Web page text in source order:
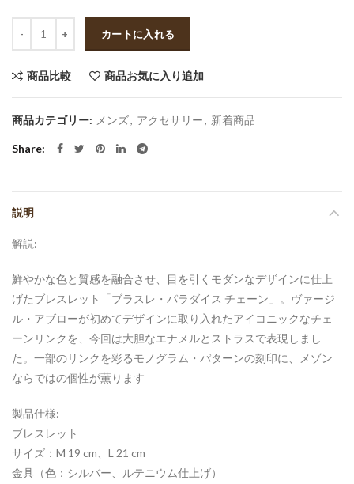
カートに入れる
商品比較 商品お気に入り追加
商品カテゴリー: メンズ, アクセサリー, 新着商品
Share
説明
解説:
鮮やかな色と質感を融合させ、目を引くモダンなデザインに仕上
げたブレスレット「ブラスレ・パラダイス チェーン」。ヴァージ
ル・アブローが初めてデザインに取り入れたアイコニックなチェ
ーンリンクを、今回は大胆なエナメルとストラスで表現しまし
た。一部のリンクを彩るモノグラム・パターンの刻印に、メゾン
ならではの個性が薫ります
製品仕様:
ブレスレット
サイズ：M 19 cm、L 21 cm
金具（色：シルバー、ルテニウム仕上げ）